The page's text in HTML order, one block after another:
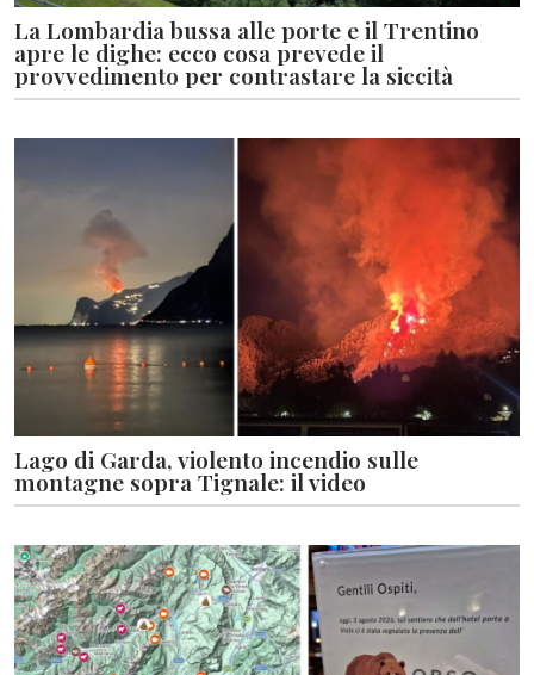
La Lombardia bussa alle porte e il Trentino
apre le dighe: ecco cosa prevede il
provvedimento per contrastare la siccità
Lago di Garda, violento incendio sulle
montagne sopra Tignale: il video